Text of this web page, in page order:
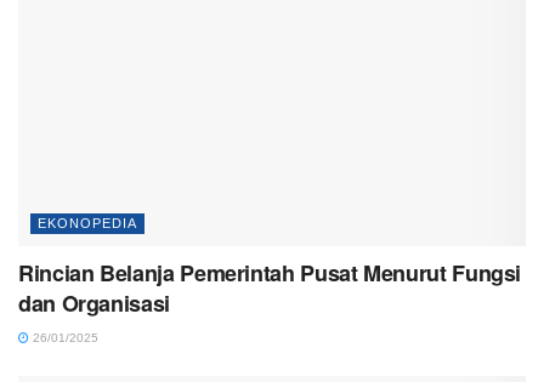
EKONOPEDIA
Rincian Belanja Pemerintah Pusat Menurut Fungsi
dan Organisasi
26/01/2025